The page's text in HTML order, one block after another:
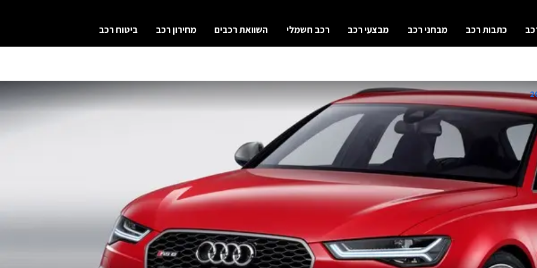
כתבות רכב מבחני רכב מבצעי רכב רכב חשמלי השוואת רכבים מחירון רכב ביטוח רכב